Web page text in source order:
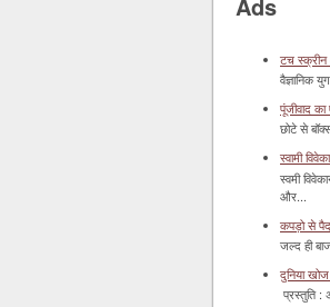
टच स्क्रीन
वैज्ञानिक
पूंजीवाद
छोटे से
स्वामी
स्वमी
और...
कपड़ो से
जल्द ही
दुनिया
प्रस्तुति :